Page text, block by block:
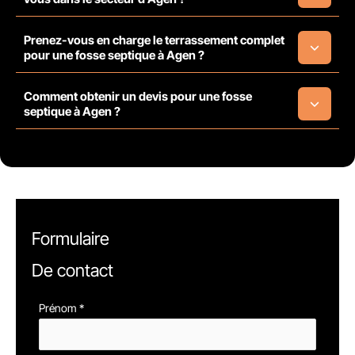
Prenez-vous en charge le terrassement complet
pour une fosse septique à Agen ?
Comment obtenir un devis pour une fosse
septique à Agen ?
Formulaire
De contact
Formulaire
avec
Prénom *